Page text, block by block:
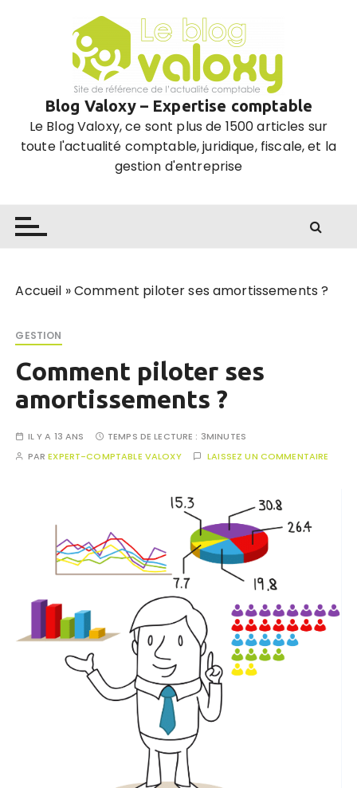
Blog Valoxy – Expertise comptable
Le Blog Valoxy, ce sont plus de 1500 articles sur
toute l'actualité comptable, juridique, fiscale, et la
gestion d'entreprise
Accueil »Comment piloter ses amortissements ?
GESTION
Comment piloter ses
amortissements ?
IL Y A 13 ANS TEMPS DE LECTURE : 3MINUTES
PAREXPERT-COMPTABLE VALOXY LAISSEZ UN COMMENTAIRE